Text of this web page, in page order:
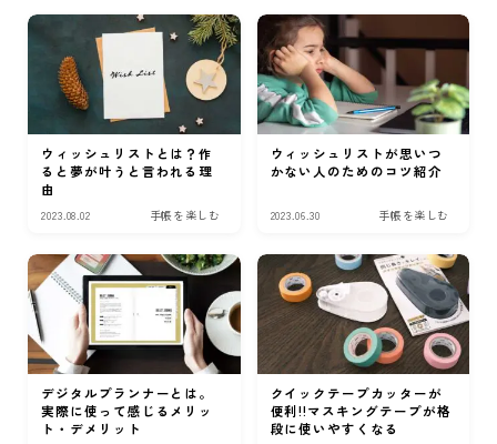
ウィッシュリストとは？作
ると夢が叶うと言われる理
由
2023.08.02 手帳を楽しむ
ウィッシュリストが思いつ
かない人のためのコツ紹介
2023.06.30 手帳を楽しむ
デジタルプランナーとは。
実際に使って感じるメリッ
ト・デメリット
クイックテープカッターが
便利!!マスキングテープが格
段に使いやすくなる